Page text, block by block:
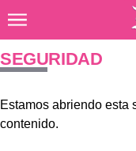
Diario
SEGURIDAD
Estamos abriendo esta
contenido.